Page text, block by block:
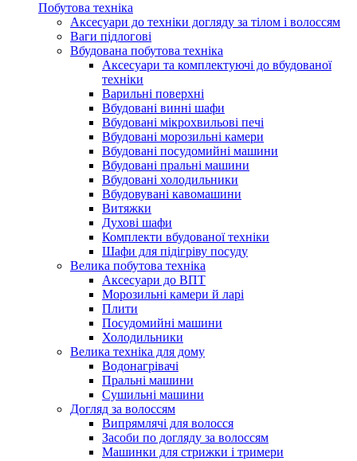
Побутова техніка
Аксесуари до техніки догляду за тілом і волоссям
Ваги підлогові
Вбудована побутова техніка
Аксесуари та комплектуючі до вбудованої
техніки
Варильні поверхні
Вбудовані винні шафи
Вбудовані мікрохвильові печі
Вбудовані морозильні камери
Вбудовані посудомийні машини
Вбудовані пральні машини
Вбудовані холодильники
Вбудовувані кавомашини
Витяжки
Духові шафи
Комплекти вбудованої техніки
Шафи для підігріву посуду
Велика побутова техніка
Аксесуари до ВПТ
Морозильні камери й ларі
Плити
Посудомийні машини
Холодильники
Велика техніка для дому
Водонагрівачі
Пральні машини
Сушильні машини
Догляд за волоссям
Випрямлячі для волосся
Засоби по догляду за волоссям
Машинки для стрижки і тримери